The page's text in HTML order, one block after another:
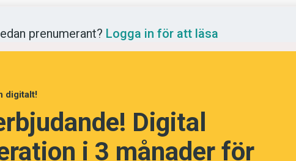
Anmäl till språkpolisen
Annonsera
Prenumerera
prenumerant? Logga in för att läsa
digitalt!
Digital
i 3 månader för